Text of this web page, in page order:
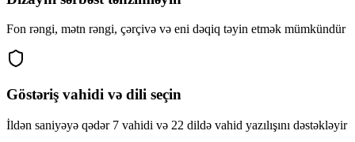
Fon rəngi, mətn rəngi, çərçivə və eni dəqiq təyin etmək mümkündür
Göstəriş vahidi və dili seçin
İldən saniyəyə qədər 7 vahidi və 22 dildə vahid yazılışını dəstəkləyir